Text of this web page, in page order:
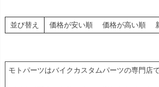
並び替え 価格が安い順 価格が高い順
モトパーツはバイクカスタムパーツの専門店で